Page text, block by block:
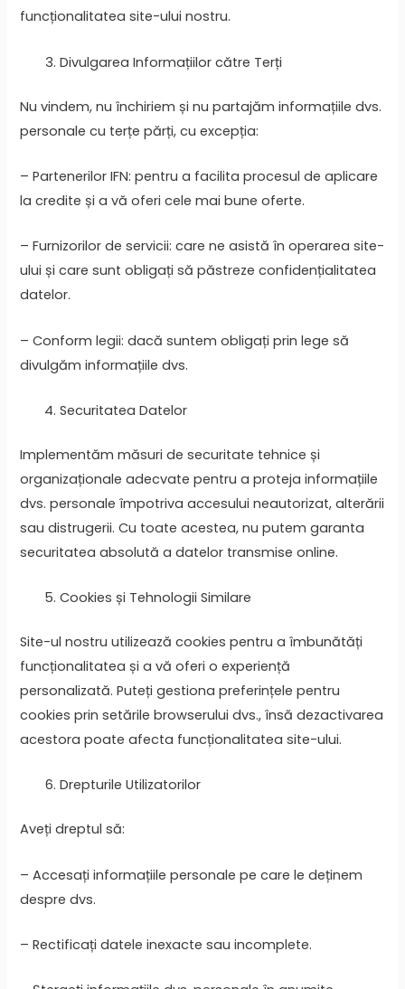
funcționalitatea site-ului nostru.
Divulgarea Informațiilor către Terți
Nu vindem, nu închiriem și nu partajăm informațiile dvs.
personale cu terțe părți, cu excepția:
– Partenerilor IFN: pentru a facilita procesul de aplicare
la credite și a vă oferi cele mai bune oferte.
– Furnizorilor de servicii: care ne asistă în operarea site-
ului și care sunt obligați să păstreze confidențialitatea
datelor.
– Conform legii: dacă suntem obligați prin lege să
divulgăm informațiile dvs.
Securitatea Datelor
Implementăm măsuri de securitate tehnice și
organizaționale adecvate pentru a proteja informațiile
dvs. personale împotriva accesului neautorizat, alterării
sau distrugerii. Cu toate acestea, nu putem garanta
securitatea absolută a datelor transmise online.
Cookies și Tehnologii Similare
Site-ul nostru utilizează cookies pentru a îmbunătăți
funcționalitatea și a vă oferi o experiență
personalizată. Puteți gestiona preferințele pentru
cookies prin setările browserului dvs., însă dezactivarea
acestora poate afecta funcționalitatea site-ului.
Drepturile Utilizatorilor
Aveți dreptul să:
– Accesați informațiile personale pe care le deținem
despre dvs.
– Rectificați datele inexacte sau incomplete.